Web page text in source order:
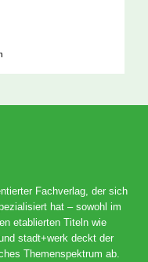
Fachverlag, der sich
hat – sowohl im
etablierten Titeln wie
stadt+werk deckt der
Themenspektrum ab.